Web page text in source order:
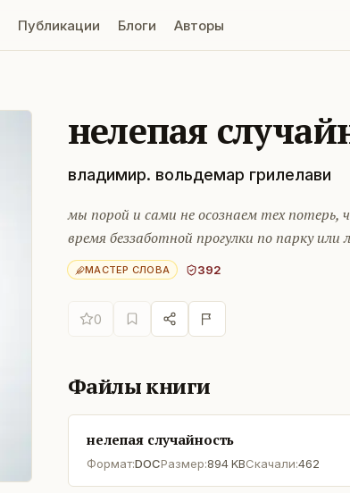
Публикации Блоги Авторы
нелепая
владимир. вольдемар грилелави
мы порой и сами не осознаем тех потерь,
время беззаботной прогулки по парку или
МАСТЕР СЛОВА 392
0
Файлы книги
нелепая случайность
Формат:DOCРазмер:894 KBСкачали:462